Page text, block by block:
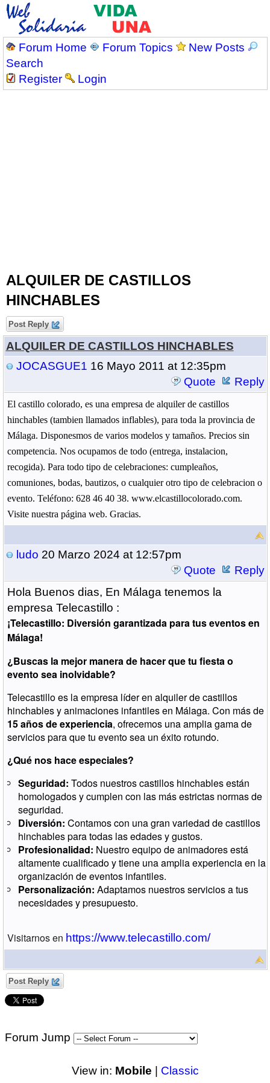
Forum Home Forum Topics
New Posts
Search
Register
Login
ALQUILER DE CASTILLOS
HINCHABLES
Post Reply
ALQUILER DE CASTILLOS HINCHABLES
JOCASGUE1 16 Mayo 2011 at 12:35pm
Quote
Reply
El castillo colorado, es una empresa de alquiler de castillos
hinchables (tambien llamados inflables), para toda la provincia de
Málaga. Disponesmos de varios modelos y tamaños. Precios sin
competencia. Nos ocupamos de todo (entrega, instalacion,
recogida). Para todo tipo de celebraciones: cumpleaños,
comuniones, bodas, bautizos, o cualquier otro tipo de celebracion o
evento. Teléfono: 628 46 40 38. www.elcastillocolorado.com.
Visite nuestra página web. Gracias.
ludo 20 Marzo 2024 at 12:57pm
Quote
Reply
Hola Buenos dias, En Málaga tenemos la
empresa Telecastillo :
¡Telecastillo: Diversión garantizada para tus eventos en
Málaga!
¿Buscas la mejor manera de hacer que tu fiesta o
evento sea inolvidable?
Telecastillo es la empresa líder en alquiler de castillos
hinchables y animaciones infantiles en Málaga. Con más de
15 años de experiencia, ofrecemos una amplia gama de
servicios para que tu evento sea un éxito rotundo.
¿Qué nos hace especiales?
Seguridad: Todos nuestros castillos hinchables están
homologados y cumplen con las más estrictas normas de
seguridad.
Diversión: Contamos con una gran variedad de castillos
hinchables para todas las edades y gustos.
Profesionalidad: Nuestro equipo de animadores está
altamente cualificado y tiene una amplia experiencia en la
organización de eventos infantiles.
Personalización: Adaptamos nuestros servicios a tus
necesidades y presupuesto.
Visitarnos en https://www.telecastillo.com/
Post Reply
Forum Jump
View in: Mobile Classic